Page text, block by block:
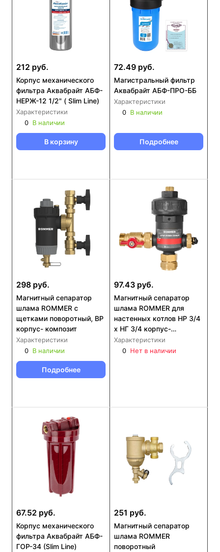
212 руб.
Корпус механического
фильтра Аквабрайт АБФ-
НЕРЖ-12 1/2" ( Slim Line)
Характеристики
0 В наличии
В корзину
72.49 руб.
Магистральный фильтр
Аквабрайт АБФ-ПРО-ББ
Характеристики
0 В наличии
Подробнее
298 руб.
Магнитный сепаратор
шлама ROMMER с
щетками поворотный, ВР
корпус- композит
Характеристики
0 В наличии
Подробнее
97.43 руб.
Магнитный сепаратор
шлама ROMMER для
настенных котлов НР 3/4
x НГ 3/4 корпус-
композит (RFW-0080-
256620)
Характеристики
0 Нет в наличии
67.52 руб.
Корпус механического
фильтра Аквабрайт АБФ-
ГОР-34 (Slim Line)
251 руб.
Магнитный сепаратор
шлама ROMMER
поворотный